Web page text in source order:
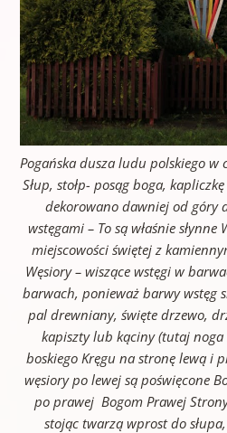
Pogańska dusza ludu polskiego w
Słup, stołp- posąg boga,
dekorowano dawniej od góry
wstęgami – To są właśnie słynne
miejscowości świętej z
Węsiory – wiszące wstęgi w
barwach, ponieważ barwy wstęg
pal drewniany, święte drzewo,
kapiszty lub kąciny (tutaj
boskiego Kręgu na stronę lewą i
węsiory po lewej są poświęcone
po prawej Bogom Prawej
stojąc twarzą wprost do